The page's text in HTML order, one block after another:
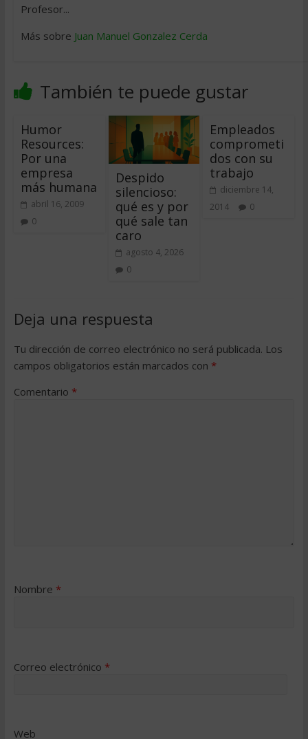
Profesor...
Más sobre Juan Manuel Gonzalez Cerda
También te puede gustar
Humor
Resources:
Por una
empresa
más humana
abril 16, 2009
0
Despido
silencioso:
qué es y por
qué sale tan
caro
agosto 4, 2026
0
Empleados
comprometi
dos con su
trabajo
diciembre 14,
2014
0
Deja una respuesta
Tu dirección de correo electrónico no será publicada. Los
campos obligatorios están marcados con *
Comentario *
Nombre *
Correo electrónico *
Web